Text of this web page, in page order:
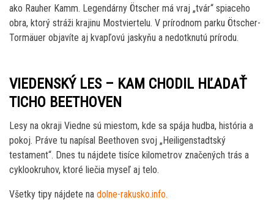
ako Rauher Kamm. Legendárny Ötscher má vraj „tvár“ spiaceho
obra, ktorý stráži krajinu Mostviertelu. V prírodnom parku Ötscher-
Tormäuer objavíte aj kvapľovú jaskyňu a nedotknutú prírodu.
VIEDENSKÝ LES – KAM CHODIL HĽADAŤ
TICHO BEETHOVEN
Lesy na okraji Viedne sú miestom, kde sa spája hudba, história a
pokoj. Práve tu napísal Beethoven svoj „Heiligenstadtský
testament“. Dnes tu nájdete tisíce kilometrov značených trás a
cyklookruhov, ktoré liečia myseľ aj telo.
Všetky tipy nájdete na dolne-rakusko.info.